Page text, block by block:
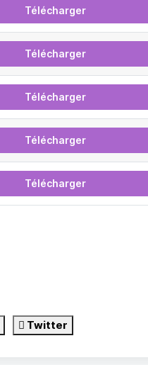
Télécharger
Télécharger
Télécharger
Télécharger
Télécharger
Twitter